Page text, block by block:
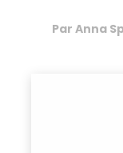
Par Anna